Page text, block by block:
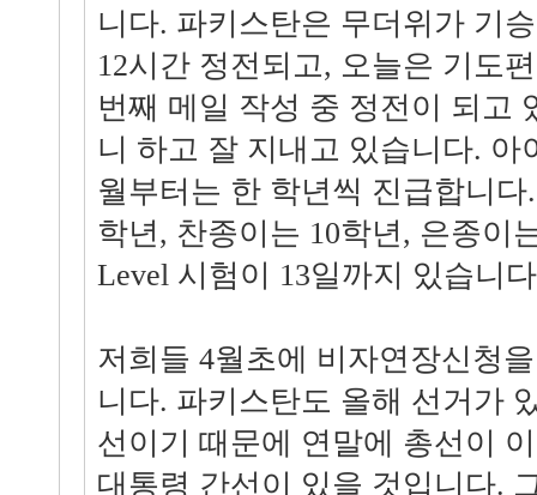
니다. 파키스탄은 무더위가 기
12시간 정전되고, 오늘은 기도
번째 메일 작성 중 정전이 되고
니 하고 잘 지내고 있습니다. 아
월부터는 한 학년씩 진급합니
학년, 찬종이는 10학년, 은종이
Level 시험이 13일까지 있습니
저희들 4월초에 비자연장신청
니다. 파키스탄도 올해 선거가
선이기 때문에 연말에 총선이
대통령 간선이 있을 것입니다.